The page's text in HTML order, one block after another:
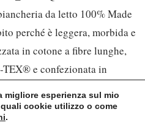
– CF: BNDMRA74P58Z133T –
esperienza sul mio
cookie utilizzo o come
.